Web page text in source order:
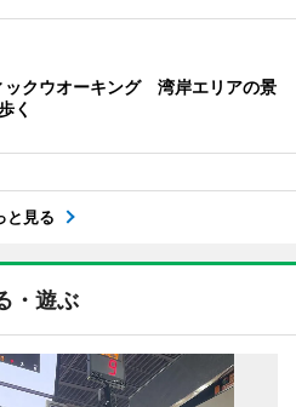
ックウオーキング 湾岸エリアの景
く
と見る
・遊ぶ